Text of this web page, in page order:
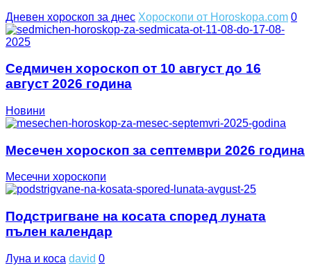
Дневен хороскоп за днес Хороскопи от Horoskopa.com 0
Седмичен хороскоп от 10 август до 16
август 2026 година
Новини
Месечен хороскоп за септември 2026 година
Месечни хороскопи
Подстригване на косата според луната
пълен календар
Луна и коса david 0